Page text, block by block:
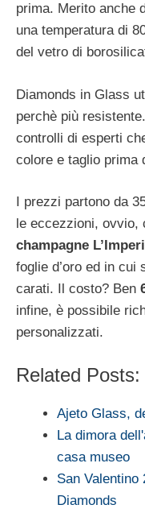
prima. Merito anche
una temperatura di
del vetro di
Diamonds in Glass
perchè più
controlli di esperti
colore e taglio prima
I prezzi partono da
le eccezzioni, ovvio,
champagne
foglie d’oro ed in cui
carati. Il costo? Ben
infine, è possibile
personalizzati.
Related Posts:
Ajeto Glass,
La dimora
casa museo
San Valentino
Diamonds